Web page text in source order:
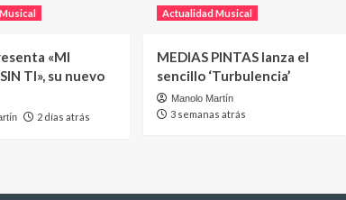
«MI
TI», su nuevo
2 días atrás
Actualidad Musical
MEDIAS PINTAS lanza el
sencillo ‘Turbulencia’
Manolo Martín
3 semanas atrás